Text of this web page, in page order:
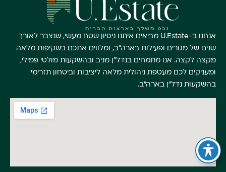
אנחנו ב-U.Estate מביאים איתנו ניסיון שטח מעשי, שנצבר לאורך
שנים של מגורים ופעילות בארה"ב, ומלווים אתכם בשקיפות מלאה
מקצה לקצה. אנו מתמחים בנדל"ן מניב ובהשקעות מולטי פמילי,
ומעניקים לכם מעטפת ניהולית מלאה ליציבות וביטחון תזרימי
בהשקעות נדל"ן בארה"ב.